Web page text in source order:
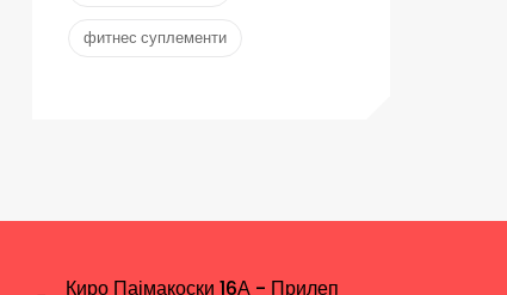
фитнес суплементи
Киро Пајмакоски 16А - Прилеп